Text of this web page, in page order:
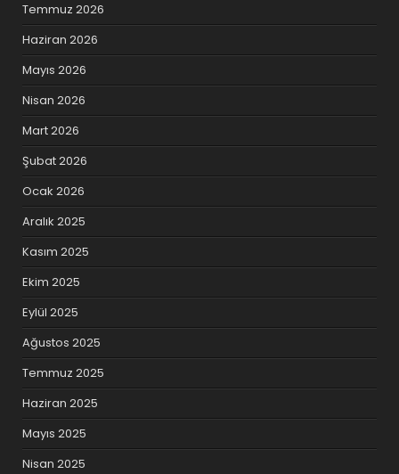
Temmuz 2026
Haziran 2026
Mayıs 2026
Nisan 2026
Mart 2026
Şubat 2026
Ocak 2026
Aralık 2025
Kasım 2025
Ekim 2025
Eylül 2025
Ağustos 2025
Temmuz 2025
Haziran 2025
Mayıs 2025
Nisan 2025